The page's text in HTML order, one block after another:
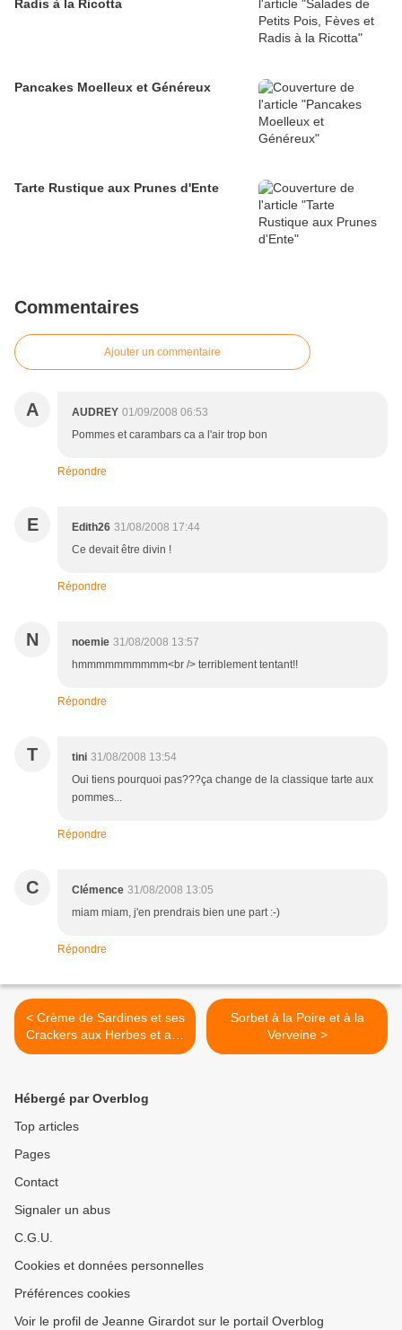
Radis à la Ricotta
Pancakes Moelleux et Généreux
Tarte Rustique aux Prunes d'Ente
Commentaires
Ajouter un commentaire
A AUDREY 01/09/2008 06:53
Pommes et carambars ca a l'air trop bon
Répondre
E Edith26 31/08/2008 17:44
Ce devait être divin !
Répondre
N noemie 31/08/2008 13:57
hmmmmmmmmmm<br /> terriblement tentant!!
Répondre
T tini 31/08/2008 13:54
Oui tiens pourquoi pas???ça change de la classique tarte aux
pommes...
Répondre
C Clémence 31/08/2008 13:05
miam miam, j'en prendrais bien une part :-)
Répondre
< Crème de Sardines et ses
Crackers aux Herbes et aux
Graines
Sorbet à la Poire et à la
Verveine >
Hébergé par Overblog
Top articles
Pages
Contact
Signaler un abus
C.G.U.
Cookies et données personnelles
Préférences cookies
Voir le profil de Jeanne Girardot sur le portail Overblog